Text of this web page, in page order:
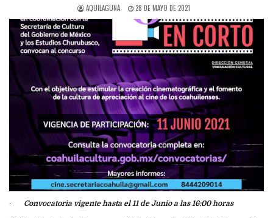
AQUILAGUNA 28 DE MAYO DE 2021
· Convocatoria vigente hasta el 11 de Junio a las 16:00 horas